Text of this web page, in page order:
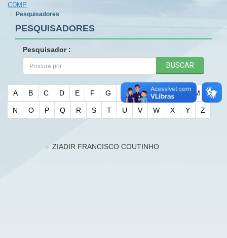
CDMP
Pesquisadores
PESQUISADORES
Pesquisador :
BUSCAR
A B C D E F G H I J K L M
N O P Q R S T U V W X Y Z
ZIADIR FRANCISCO COUTINHO